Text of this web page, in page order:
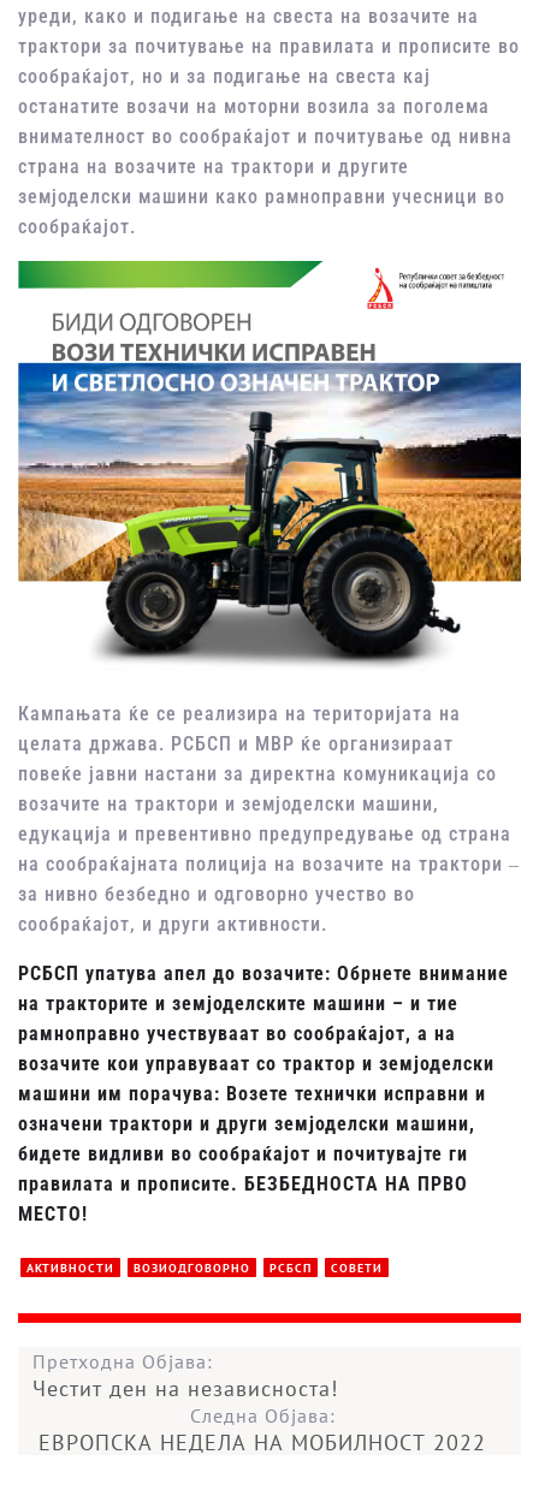
уреди, како и подигање на свеста на возачите на
трактори за почитување на правилата и прописите во
сообраќајот, но и за подигање на свеста кај
останатите возачи на моторни возила за поголема
внимателност во сообраќајот и почитување од нивна
страна на возачите на трактори и другите
земјоделски машини како рамноправни учесници во
сообраќајот.
Кампањата ќе се реализира на територијата на
целата држава. РСБСП и МВР ќе организираат
повеќе јавни настани за директна комуникација со
возачите на трактори и земјоделски машини,
едукација и превентивно предупредување од страна
на сообраќајната полиција на возачите на трактори ‒
за нивно безбедно и одговорно учество во
сообраќајот, и други активности.
РСБСП упатува апел до возачите: Обрнете внимание
на тракторите и земјоделските машини – и тие
рамноправно учествуваат во сообраќајот, а на
возачите кои управуваат со трактор и земјоделски
машини им порачува: Возете технички исправни и
означени трактори и други земјоделски машини,
бидете видливи во сообраќајот и почитувајте ги
правилата и прописите. БЕЗБЕДНОСТА НА ПРВО
МЕСТО!
АКТИВНОСТИ ВОЗИОДГОВОРНО РСБСП СОВЕТИ
Претходна Објава:
Честит ден на независноста!
Следна Објава:
ЕВРОПСКА НЕДЕЛА НА МОБИЛНОСТ 2022